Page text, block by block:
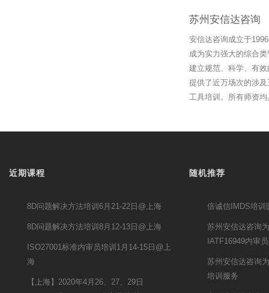
苏州安信达咨询
安信达咨询成立于
成为实力强大的综合
建立规范、科学、有
提供了近万场次的涉
工具培训。所有师资
近期课程
8D问题解决方法培训6月21-22日@上海
8D问题解决方法培训8月12-13日@上海
ISO27001标准内审员培训1月14-15日@上
海
【上海】2020年4月26、27、29日
随机推荐
倍诚信IMDS培训
苏州安信达咨询
IATF16949内审
苏州安信达咨询
培训服务